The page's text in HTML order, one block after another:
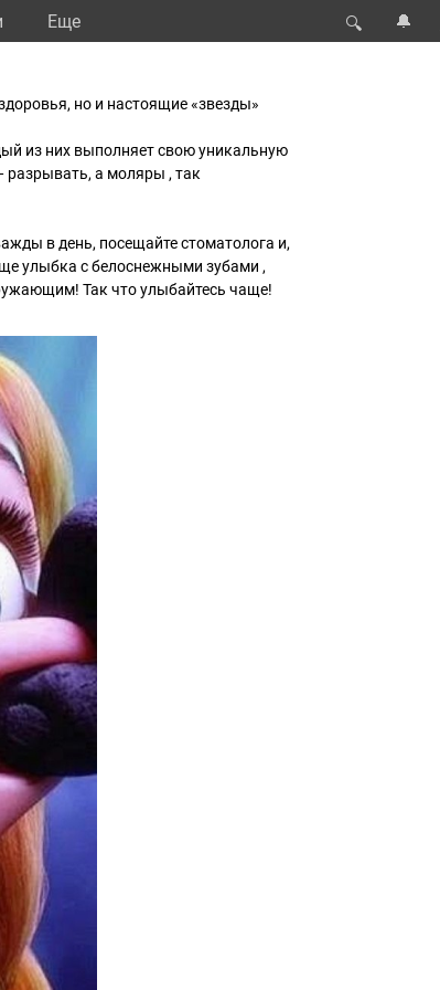
Eще 🔍 🔔
но и настоящие «звезды»
из них выполняет свою уникальную
а моляры , так
в день, посещайте стоматолога и,
улыбка с белоснежными зубами ,
Так что улыбайтесь чаще!